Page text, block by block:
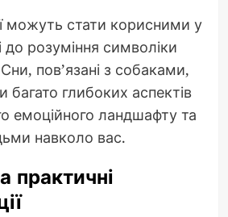
можуть стати корисними у
розуміння символіки
пов’язані з собаками,
глибоких аспектів
емоційного ландшафту та
навколо вас.
практичні